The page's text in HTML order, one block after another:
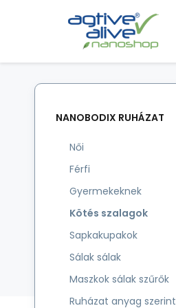
NANOBODIX RUHÁZAT
Női
Férfi
Gyermekeknek
Kötés szalagok
Sapkakupakok
Sálak sálak
Maszkok sálak szűrők
Ruházat anyag szerint